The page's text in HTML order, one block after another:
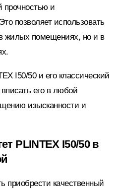
прочностью и
позволяет использовать
жилых помещениях, но и в
I50/50 и его классический
его в любой
изысканности и
PLINTEX I50/50 в
приобрести качественный